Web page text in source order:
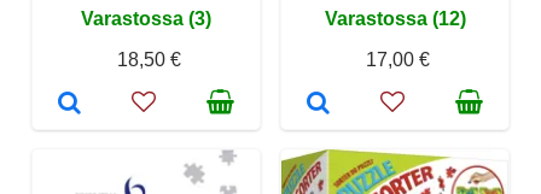
Varastossa (3)
18,50 €
Varastossa (12)
17,00 €